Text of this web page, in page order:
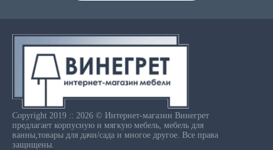
Copyright 2019 :: 2026 © Интернет-магазин Винегрет
предлагает корпусную и мягкую мебель, мебель для
ванны,товары для дачи/сада и многое другое. Все права
защищены.